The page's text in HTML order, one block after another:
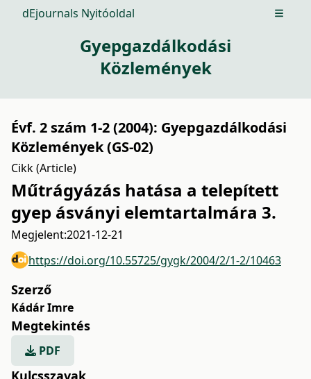
dEjournals Nyitóoldal Open
Gyepgazdálkodási
Közlemények
Évf. 2 szám 1-2 (2004): Gyepgazdálkodási
Közlemények (GS-02)
Cikk (Article)
Műtrágyázás hatása a telepített
gyep ásványi elemtartalmára 3.
Megjelent:2021-12-21
https://doi.org/10.55725/gygk/2004/2/1-2/10463
Szerző
Kádár Imre
Megtekintés
PDF
Kulcsszavak